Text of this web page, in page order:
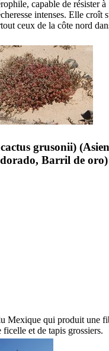
capable de résister à
intenses. Elle croît
ceux de la côte nord
grusonii) (
, Barril de oro)
Mexique qui produit une
et de tapis grossiers.